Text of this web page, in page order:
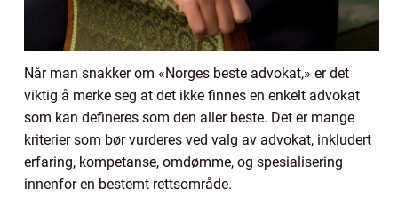
Når man snakker om «Norges beste advokat,» er det
viktig å merke seg at det ikke finnes en enkelt advokat
som kan defineres som den aller beste. Det er mange
kriterier som bør vurderes ved valg av advokat, inkludert
erfaring, kompetanse, omdømme, og spesialisering
innenfor en bestemt rettsområde.